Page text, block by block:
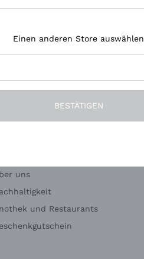
uns
und Restaurants
Einen anderen Store auswählen
BESTÄTIGEN